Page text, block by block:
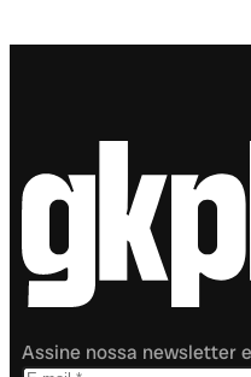
Assine nossa newsletter